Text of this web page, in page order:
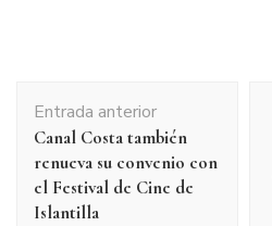
de
entradas
Entrada anterior
Canal Costa también
renueva su convenio con
el Festival de Cine de
Islantilla